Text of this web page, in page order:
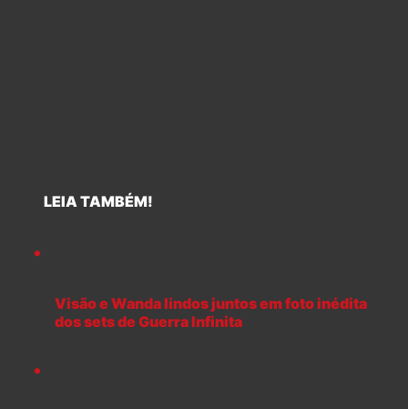
LEIA TAMBÉM!
Visão e Wanda lindos juntos em foto inédita
dos sets de Guerra Infinita